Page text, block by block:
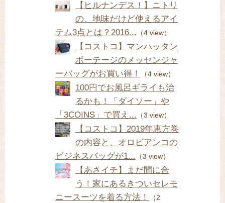
【ヒルナンデス！】ニトリ
の、地味だけど使えるアイ
テム3点とは？2016... （4 view）
【コストコ】マンハッタン
ポーテージのメッセンジャ
ーバッグがお買い得！
（4 view）
100円でお風呂ギライも治
るかも！「ダイソー」や
「3COINS」で買え... （3 view）
【コストコ】2019年恵方巻
の内容と、オロビアンコの
ビジネスバッグが1... （3 view）
【あさイチ】まだ間に合
う！家にあるきついセレモ
ニースーツを着る方法！
（2